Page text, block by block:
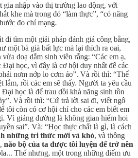
gia nhập vào thị trường lao động, với
khe mà trong đó “làm thực”, “có năng
đo chí mạng.
đi tìm một giải pháp đánh giá công bằng,
một bà già bất lực mà lại thích ra oai,
doạ dẫm sinh viên rằng: “Các em ạ,
Đại học, vì đây là cơ hội duy nhất để các
nơm nớp lo cơm áo”. Và rồi thì: “Thế
lắm, rồi các em sẽ thấy. Người ta yêu cầu
học là để trau dồi khả năng sinh tồn
Và rồi thì: “Cứ trả lời sai đi, viết ngô
tôi còn có cơ hội chỉ cho các em biết em
Vì giảng đường là không gian hiếm hoi
sai”. Và: “Học thực chất là gì, là cách
những tri thức mới và khó, và thông
não bộ của ta được tôi luyện để trở nên
Thế nhưng, một trong những điểm ưu